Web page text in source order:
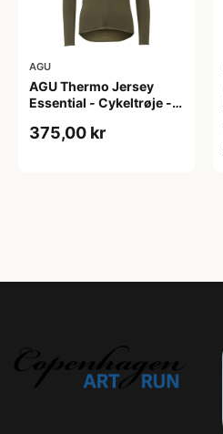
AGU
AGU Thermo Jersey
Essential - Cykeltrøje -
XXL
375,00 kr